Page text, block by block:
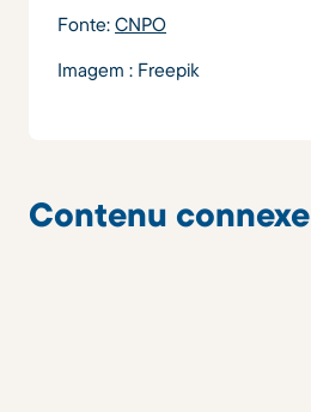
Fonte: CNPO
Imagem : Freepik
Contenu connexe